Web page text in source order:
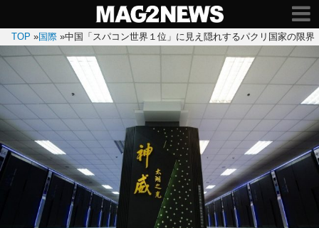
TOP »国際 »中国「スパコン世界１位」に見え隠れするパクリ国家の限界